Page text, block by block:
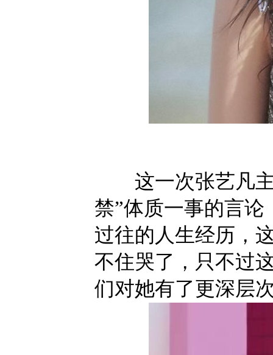
这一次张艺凡主
禁”体质一事的言
过往的人生经历，
不住哭了，只不过
们对她有了更深层